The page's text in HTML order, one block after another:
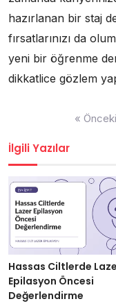
hazırlanan bir staj
fırsatlarınızı da
yeni bir öğrenme
dikkatlice gözlem
« Önceki
İlgili Yazılar
Hassas Ciltlerde
Epilasyon Öncesi
Değerlendirme